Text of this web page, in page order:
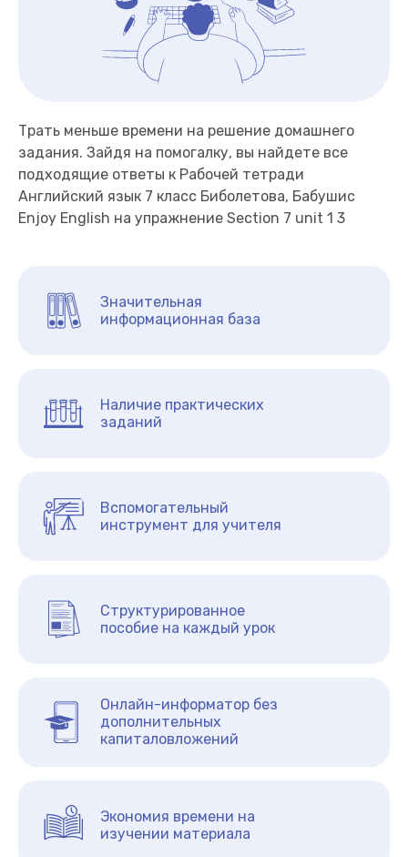
Трать меньше времени на решение домашнего
задания. Зайдя на помогалку, вы найдете все
подходящие ответы к Рабочей тетради
Английский язык 7 класс Биболетова, Бабушис
Enjoy English на упражнение Section 7 unit 1 3
Значительная
информационная база
Наличие практических
заданий
Вспомогательный
инструмент для учителя
Структурированное
пособие на каждый урок
Онлайн-информатор без
дополнительных
капиталовложений
Экономия времени на
изучении материала